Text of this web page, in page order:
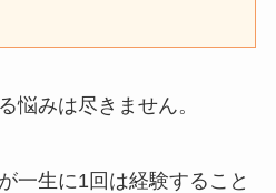
悩みは尽きません。
一生に1回は経験すること